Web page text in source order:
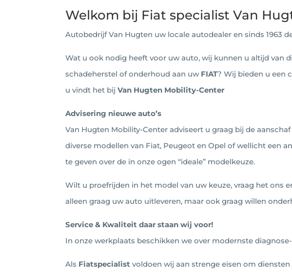
Welkom bij Fiat specialist Van
Autobedrijf Van Hugten uw locale autodealer en sinds 1963
Wat u ook nodig heeft voor uw auto, wij kunnen u altijd van
schadeherstel of onderhoud aan uw FIAT? Wij bieden u een
u vindt het bijVan Hugten Mobility-Center
Advisering nieuwe auto’s
Van Hugten Mobility-Center adviseert u graag bij de
diverse modellen van Fiat, Peugeot en Opel of wellicht een
te geven over de in onze ogen “ideale” modelkeuze.
Wilt u proefrijden in het model van uw keuze, vraag het ons
alleen graag uw auto uitleveren, maar ook graag willen
Service & Kwaliteit daar staan wij voor!
In onze werkplaats beschikken we over modernste
Als Fiatspecialist voldoen wij aan strenge eisen om